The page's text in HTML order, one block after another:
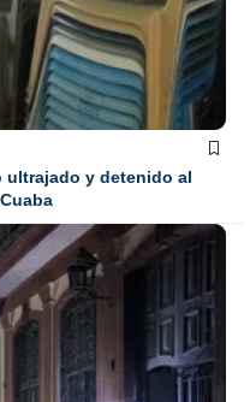
ultrajado y detenido al